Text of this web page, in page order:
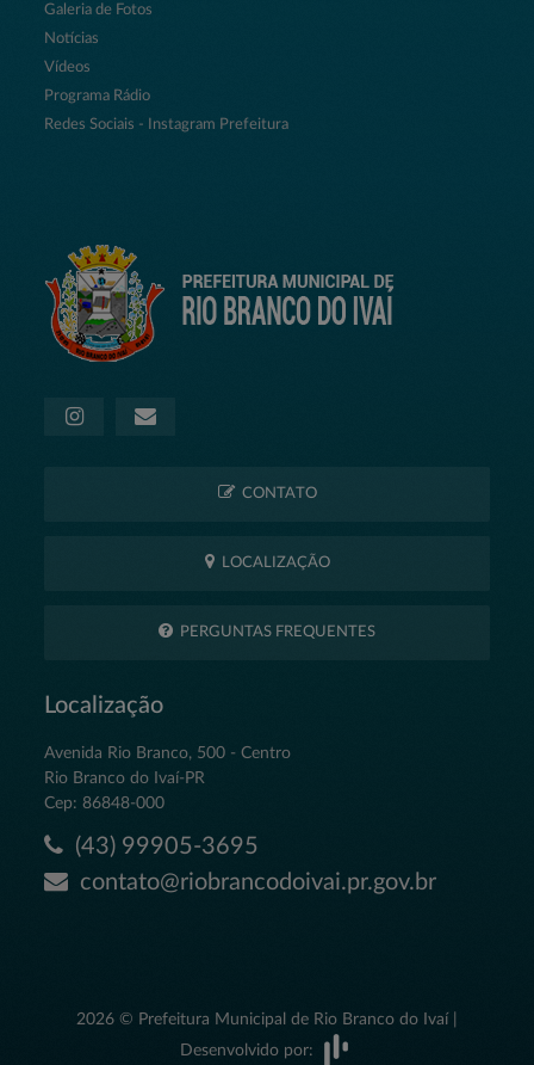
Galeria de Fotos
Notícias
Vídeos
Programa Rádio
Redes Sociais - Instagram Prefeitura
CONTATO
LOCALIZAÇÃO
PERGUNTAS FREQUENTES
Localização
Avenida Rio Branco, 500 - Centro
Rio Branco do Ivaí-PR
Cep: 86848-000
(43) 99905-3695
contato@riobrancodoivai.pr.gov.br
2026 © Prefeitura Municipal de Rio Branco do Ivaí |
Desenvolvido por: